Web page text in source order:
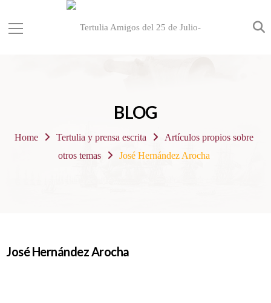
BLOG
Home Tertulia y prensa escrita
Artículos propios sobre
otros temas
José Hernández Arocha
José Hernández Arocha